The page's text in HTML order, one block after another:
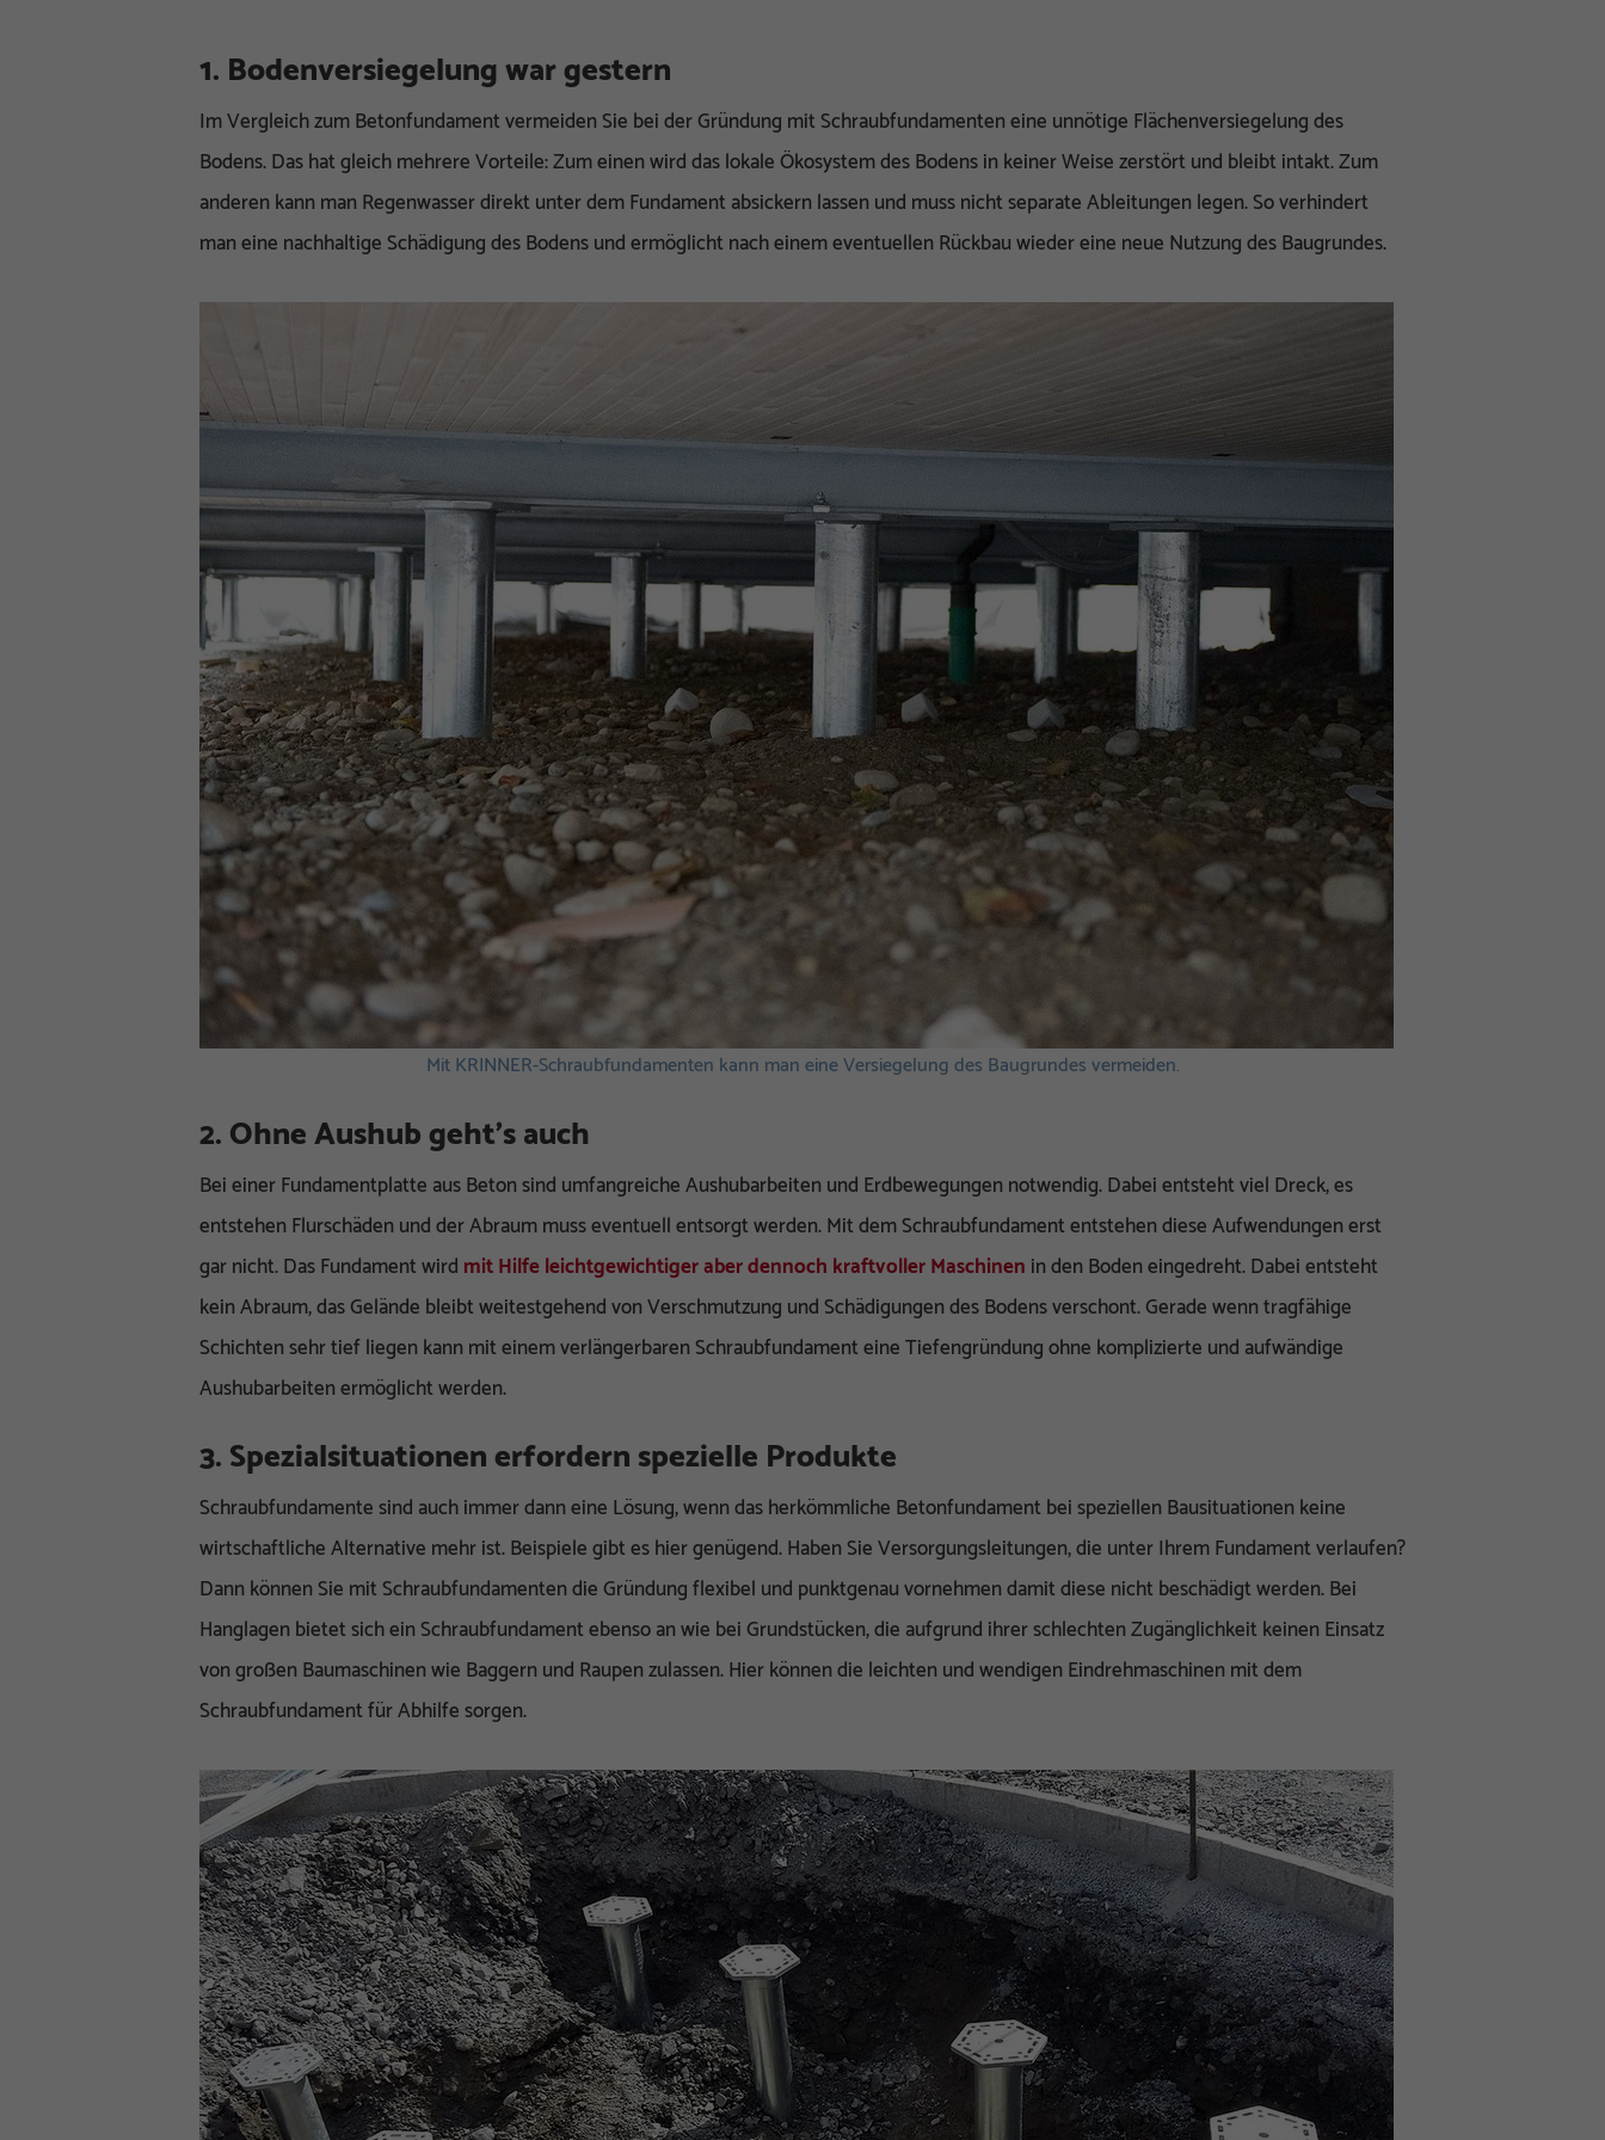
1. Bodenversiegelung war gestern
Im Vergleich zum Betonfundament vermeiden Sie bei der Gründung mit Schraubfundamenten eine unnötige Flächenversiegelung des
Bodens. Das hat gleich mehrere Vorteile: Zum einen wird das lokale Ökosystem des Bodens in keiner Weise zerstört und bleibt intakt. Zum
anderen kann man Regenwasser direkt unter dem Fundament absickern lassen und muss nicht separate Ableitungen legen. So verhindert
man eine nachhaltige Schädigung des Bodens und ermöglicht nach einem eventuellen Rückbau wieder eine neue Nutzung des Baugrundes.
Mit KRINNER-Schraubfundamenten kann man eine Versiegelung des Baugrundes vermeiden.
2. Ohne Aushub geht’s auch
Bei einer Fundamentplatte aus Beton sind umfangreiche Aushubarbeiten und Erdbewegungen notwendig. Dabei entsteht viel Dreck, es
entstehen Flurschäden und der Abraum muss eventuell entsorgt werden. Mit dem Schraubfundament entstehen diese Aufwendungen erst
gar nicht. Das Fundament wird mit Hilfe leichtgewichtiger aber dennoch kraftvoller Maschinen in den Boden eingedreht. Dabei entsteht
kein Abraum, das Gelände bleibt weitestgehend von Verschmutzung und Schädigungen des Bodens verschont. Gerade wenn tragfähige
Schichten sehr tief liegen kann mit einem verlängerbaren Schraubfundament eine Tiefengründung ohne komplizierte und aufwändige
Aushubarbeiten ermöglicht werden.
3. Spezialsituationen erfordern spezielle Produkte
Schraubfundamente sind auch immer dann eine Lösung, wenn das herkömmliche Betonfundament bei speziellen Bausituationen keine
wirtschaftliche Alternative mehr ist. Beispiele gibt es hier genügend. Haben Sie Versorgungsleitungen, die unter Ihrem Fundament verlaufen?
Dann können Sie mit Schraubfundamenten die Gründung flexibel und punktgenau vornehmen damit diese nicht beschädigt werden. Bei
Hanglagen bietet sich ein Schraubfundament ebenso an wie bei Grundstücken, die aufgrund ihrer schlechten Zugänglichkeit keinen Einsatz
von großen Baumaschinen wie Baggern und Raupen zulassen. Hier können die leichten und wendigen Eindrehmaschinen mit dem
Schraubfundament für Abhilfe sorgen.